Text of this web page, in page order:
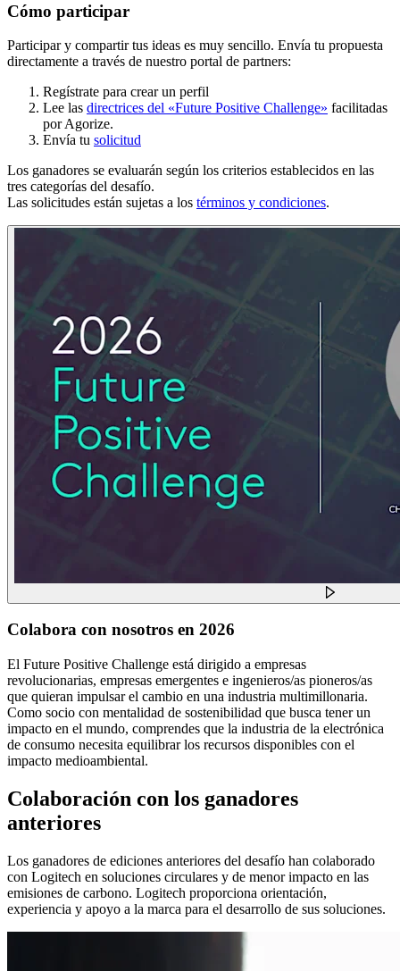
Cómo participar
Participar y compartir tus ideas es muy sencillo. Envía tu propuesta
directamente a través de nuestro portal de partners:
Regístrate para crear un perfil
Lee las directrices del «Future Positive Challenge» facilitadas
por Agorize.
Envía tu solicitud
Los ganadores se evaluarán según los criterios establecidos en las
tres categorías del desafío.
Las solicitudes están sujetas a los términos y condiciones.
Colabora con nosotros en 2026
El Future Positive Challenge está dirigido a empresas
revolucionarias, empresas emergentes e ingenieros/as pioneros/as
que quieran impulsar el cambio en una industria multimillonaria.
Como socio con mentalidad de sostenibilidad que busca tener un
impacto en el mundo, comprendes que la industria de la electrónica
de consumo necesita equilibrar los recursos disponibles con el
impacto medioambiental.
Colaboración con los ganadores
anteriores
Los ganadores de ediciones anteriores del desafío han colaborado
con Logitech en soluciones circulares y de menor impacto en las
emisiones de carbono. Logitech proporciona orientación,
experiencia y apoyo a la marca para el desarrollo de sus soluciones.